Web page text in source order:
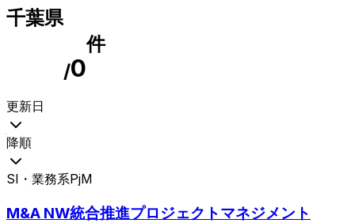
千葉県
/0
件
更新日
降順
SI・業務系PjM
M&A NW統合推進プロジェクトマネジメント